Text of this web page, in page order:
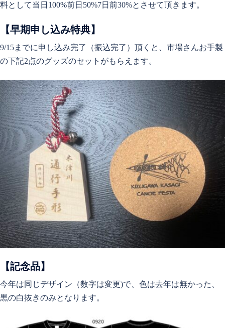
料として当日100%前日50%7日前30%とさせて頂きます。
【早期申し込み特典】
9/15までに申し込み完了（振込完了）頂くと、市場さんお手製
の下記2点のグッズのセットがもらえます。
【記念品】
今年は同じデザイン（数字は変更)で、色は去年は無かった、
黒の白抜きのみとなります。